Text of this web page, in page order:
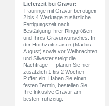
Lieferzeit bei Gravur:
Trauringe mit Gravur benötigen
2 bis 4 Werktage zusätzliche
Fertigungszeit nach
Bestätigung Ihrer Ringgrößen
und Ihres Gravurwunsches. In
der Hochzeitssaison (Mai bis
August) sowie vor Weihnachten
und Silvester steigt die
Nachfrage — planen Sie hier
zusätzlich 1 bis 2 Wochen
Puffer ein. Haben Sie einen
festen Termin, bestellen Sie
Ihre inklusive Gravur am
besten frühzeitig.